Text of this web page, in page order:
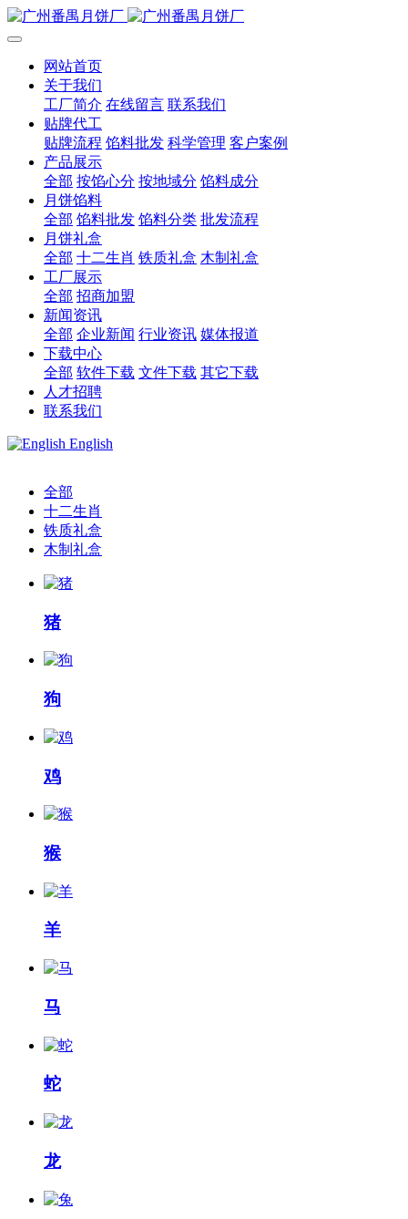
网站首页
关于我们
工厂简介 在线留言 联系我们
贴牌代工
贴牌流程 馅料批发 科学管理 客户案例
产品展示
全部 按馅心分 按地域分 馅料成分
月饼馅料
全部 馅料批发 馅料分类 批发流程
月饼礼盒
全部 十二生肖 铁质礼盒 木制礼盒
工厂展示
全部 招商加盟
新闻资讯
全部 企业新闻 行业资讯 媒体报道
下载中心
全部 软件下载 文件下载 其它下载
人才招聘
联系我们
English
全部
十二生肖
铁质礼盒
木制礼盒
猪
狗
鸡
猴
羊
马
蛇
龙